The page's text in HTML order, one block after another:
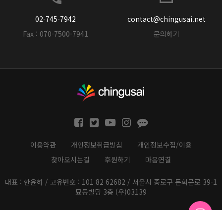
02-745-7942
Fax : 070-7500-7941
contact@chingusai.net
문의하기
이용약관 개인정보취급방침
개인정보수집/이용
찾아오시는길
후원하기 마음연결
대표 : 한윤하 / 고유번호 : 101 82 62682 / 서울시 종로구 돈화문로 39-1
묘동빌딩 3층 (우)03139